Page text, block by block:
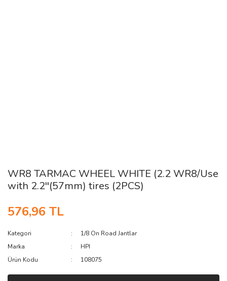
WR8 TARMAC WHEEL WHITE (2.2 WR8/Use
with 2.2''(57mm) tires (2PCS)
576,96 TL
Kategori
1/8 On Road Jantlar
Marka
HPI
Ürün Kodu
108075